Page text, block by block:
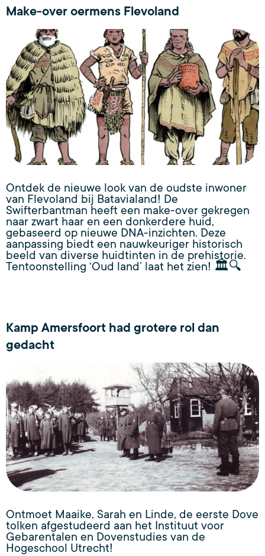
Make-over oermens Flevoland
Ontdek de nieuwe look van de oudste inwoner
van Flevoland bij Batavialand! De
Swifterbantman heeft een make-over gekregen
naar zwart haar en een donkerdere huid,
gebaseerd op nieuwe DNA-inzichten. Deze
aanpassing biedt een nauwkeuriger historisch
beeld van diverse huidtinten in de prehistorie.
Tentoonstelling ‘Oud land’ laat het zien! 🏛️🔍
Kamp Amersfoort had grotere rol dan
gedacht
Ontmoet Maaike, Sarah en Linde, de eerste Dove
tolken afgestudeerd aan het Instituut voor
Gebarentalen en Dovenstudies van de
Hogeschool Utrecht!